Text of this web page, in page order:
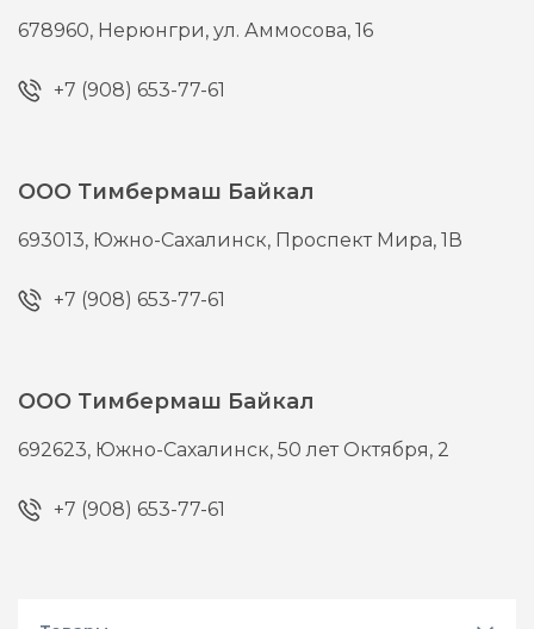
678960, Нерюнгри,ул. Аммосова, 16
+7 (908) 653-77-61
ООО Тимбермаш Байкал
693013, Южно-Сахалинск, Проспект Мира, 1В
+7 (908) 653-77-61
ООО Тимбермаш Байкал
692623, Южно-Сахалинск,50 лет Октября, 2
+7 (908) 653-77-61